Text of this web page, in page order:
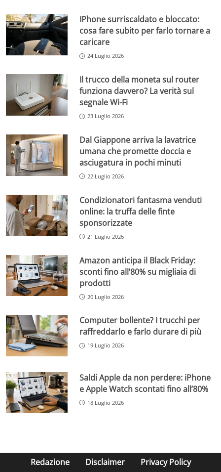
IPhone surriscaldato e bloccato:
cosa fare subito per farlo tornare a
caricare
24 Luglio 2026
Il trucco della moneta sul router
funziona davvero? La verità sul
segnale Wi-Fi
23 Luglio 2026
Dal Giappone arriva la lavatrice
umana che promette doccia e
asciugatura in pochi minuti
22 Luglio 2026
Condizionatori fantasma venduti
online: la truffa delle finte
sponsorizzate
21 Luglio 2026
Amazon anticipa il Black Friday:
sconti fino all’80% su migliaia di
prodotti
20 Luglio 2026
Computer bollente? I trucchi per
raffreddarlo e farlo durare di più
19 Luglio 2026
Saldi Apple da non perdere: iPhone
e Apple Watch scontati fino all’80%
18 Luglio 2026
Redazione Disclaimer Privacy Policy